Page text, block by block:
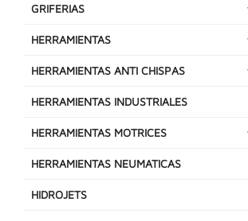
GRIFERIAS
HERRAMIENTAS
HERRAMIENTAS ANTI CHISPAS
HERRAMIENTAS INDUSTRIALES
HERRAMIENTAS MOTRICES
HERRAMIENTAS NEUMATICAS
HIDROJETS